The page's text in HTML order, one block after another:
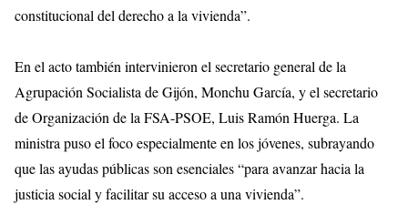
constitucional del derecho a la vivienda”.
En el acto también intervinieron el secretario general de la
Agrupación Socialista de Gijón, Monchu García, y el secretario
de Organización de la FSA-PSOE, Luis Ramón Huerga. La
ministra puso el foco especialmente en los jóvenes, subrayando
que las ayudas públicas son esenciales “para avanzar hacia la
justicia social y facilitar su acceso a una vivienda”.